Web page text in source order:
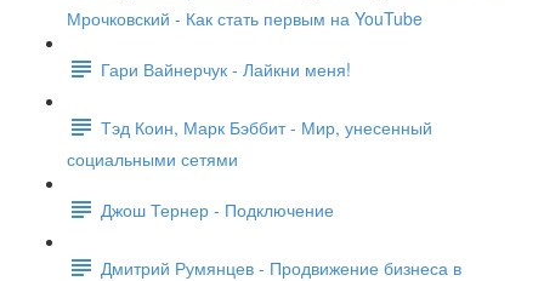
Мрочковский - Как стать первым на YouTube
Гари Вайнерчук - Лайкни меня!
Тэд Коин, Марк Бэббит - Мир, унесенный
социальными сетями
Джош Тернер - Подключение
Дмитрий Румянцев - Продвижение бизнеса в